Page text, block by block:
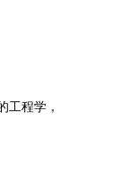
工程学，